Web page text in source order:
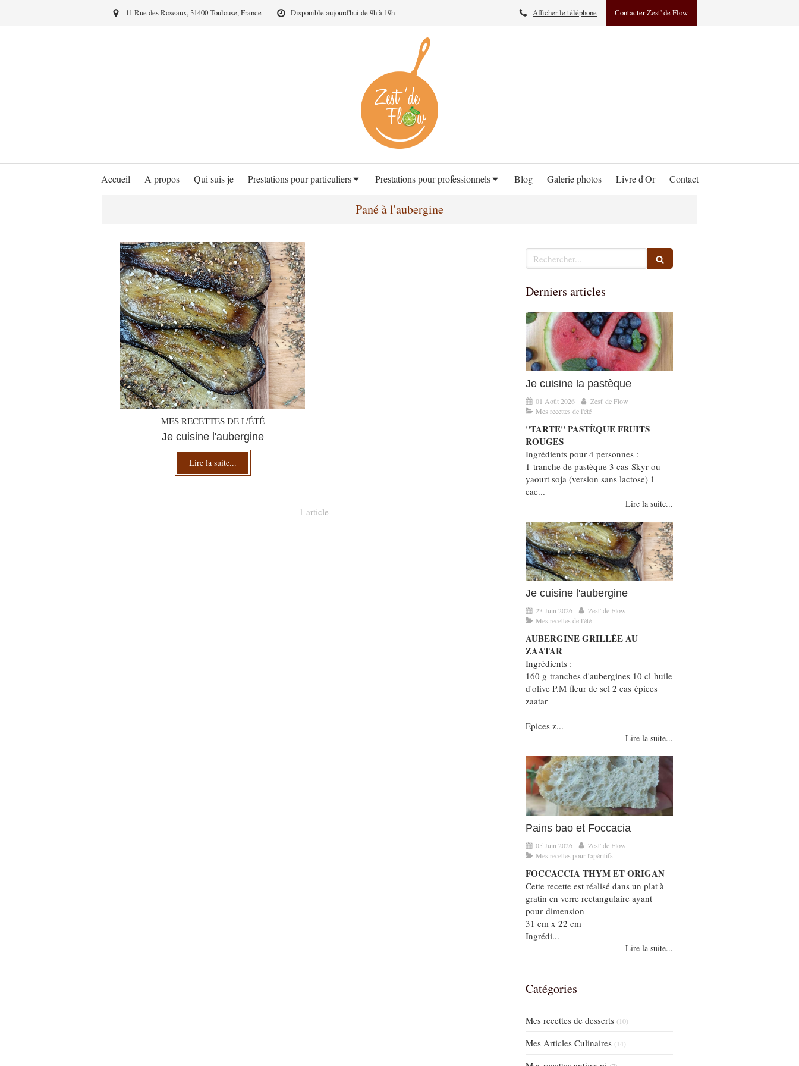
11 Rue des Roseaux, 31400 Toulouse, France Disponible aujourd'hui de 9h à 19h Contacter Zest' de Flow
Afficher le téléphone
Accueil A propos Qui suis je Prestations pour particuliers Prestations pour professionnels Blog Galerie photos Livre d'Or Contact
Pané à l'aubergine
MES RECETTES DE L'ÉTÉ
Je cuisine l'aubergine
Lire la suite...
1 article
Rechercher
Derniers articles
Je cuisine la pastèque
01 Août 2026
Zest' de Flow
Mes recettes de l'été
"TARTE" PASTÈQUE FRUITS
ROUGES
Ingrédients pour 4 personnes :
1 tranche de pastèque 3 cas Skyr ou
yaourt soja (version sans lactose) 1
cac...
Lire la suite...
Je cuisine l'aubergine
23 Juin 2026
Zest' de Flow
Mes recettes de l'été
AUBERGINE GRILLÉE AU
ZAATAR
Ingrédients :
160 g tranches d'aubergines 10 cl huile
d'olive P.M fleur de sel 2 cas épices
zaatar
Epices z...
Lire la suite...
Pains bao et Foccacia
05 Juin 2026
Zest' de Flow
Mes recettes pour l'apéritifs
FOCCACCIA THYM ET ORIGAN
Cette recette est réalisé dans un plat à
gratin en verre rectangulaire ayant
pour dimension
31 cm x 22 cm
Ingrédi...
Lire la suite...
Catégories
Mes recettes de desserts (10)
Mes Articles Culinaires (14)